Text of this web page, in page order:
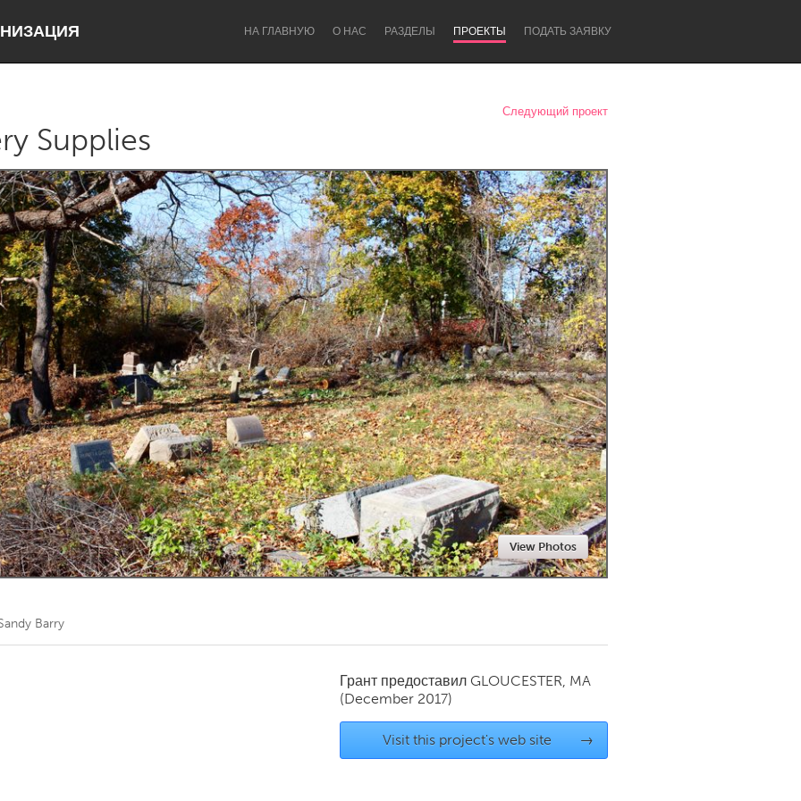
НА ГЛАВНУЮ О НАС РАЗДЕЛЫ ПРОЕКТЫ ПОДАТЬ ЗАЯВКУ
Dragon Dreaming
Lake Mac Lower Hunter
Newcastle
Kitchener-Waterloo New Glasgow
Newmarket
Toronto
Следующий проект
Supplies
View Photos
Barry
Грант предоставил GLOUCESTER, MA
(December 2017)
Visit this project's web site →